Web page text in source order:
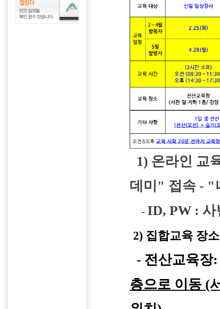
1) 온라인 교
데미" 접속 - "
- ID, PW : 사
2) 집합교육 장소
- 전산교육장
층으로 이동 (